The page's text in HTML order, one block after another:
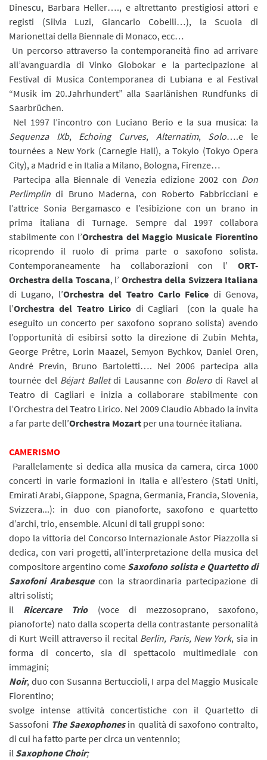
Dinescu, Barbara Heller…., e altrettanto prestigiosi attori e
registi (Silvia Luzi, Giancarlo Cobelli…), la Scuola di
Marionettai della Biennale di Monaco, ecc…
Un percorso attraverso la contemporaneità fino ad arrivare
all’avanguardia di Vinko Globokar e la partecipazione al
Festival di Musica Contemporanea di Lubiana e al Festival
“Musik im 20.Jahrhundert” alla Saarlänishen Rundfunks di
Saarbrüchen.
Nel 1997 l’incontro con Luciano Berio e la sua musica: la
Sequenza IXb, Echoing Curves, Alternatim, Solo….e le
tournées a New York (Carnegie Hall), a Tokyio (Tokyo Opera
City), a Madrid e in Italia a Milano, Bologna, Firenze…
Partecipa alla Biennale di Venezia edizione 2002 con Don
Perlimplin di Bruno Maderna, con Roberto Fabbricciani e
l’attrice Sonia Bergamasco e l’esibizione con un brano in
prima italiana di Turnage. Sempre dal 1997 collabora
stabilmente con l’Orchestra del Maggio Musicale Fiorentino
ricoprendo il ruolo di prima parte o saxofono solista.
Contemporaneamente ha collaborazioni con l’ ORT-
Orchestra della Toscana, l’ Orchestra della Svizzera Italiana
di Lugano, l’Orchestra del Teatro Carlo Felice di Genova,
l’Orchestra del Teatro Lirico di Cagliari (con la quale ha
eseguito un concerto per saxofono soprano solista) avendo
l’opportunità di esibirsi sotto la direzione di Zubin Mehta,
George Prêtre, Lorin Maazel, Semyon Bychkov, Daniel Oren,
André Previn, Bruno Bartoletti…. Nel 2006 partecipa alla
tournée del Béjart Balletdi Lausanne con Bolerodi Ravel al
Teatro di Cagliari e inizia a collaborare stabilmente con
l’Orchestra del Teatro Lirico. Nel 2009 Claudio Abbado la invita
a far parte dell’Orchestra Mozart per una tournée italiana.
CAMERISMO
Parallelamente si dedica alla musica da camera, circa 1000
concerti in varie formazioni in Italia e all’estero (Stati Uniti,
Emirati Arabi, Giappone, Spagna, Germania, Francia, Slovenia,
Svizzera...): in duo con pianoforte, saxofono e quartetto
d’archi, trio, ensemble. Alcuni di tali gruppi sono:
dopo la vittoria del Concorso Internazionale Astor Piazzolla si
dedica, con vari progetti, all’interpretazione della musica del
compositore argentino come Saxofono solista e Quartetto di
Saxofoni Arabesquecon la straordinaria partecipazione di
altri solisti;
il Ricercare Trio(voce di mezzosoprano, saxofono,
pianoforte) nato dalla scoperta della contrastante personalità
di Kurt Weill attraverso il recital Berlin, Paris, New York, sia in
forma di concerto, sia di spettacolo multimediale con
immagini;
Noir, duo con Susanna Bertuccioli, I arpa del Maggio Musicale
Fiorentino;
svolge intense attività concertistiche con il Quartetto di
Sassofoni The Saexophonesin qualità di saxofono contralto,
di cui ha fatto parte per circa un ventennio;
il Saxophone Choir;